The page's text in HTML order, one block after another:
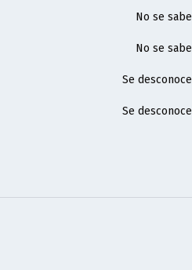
No se sabe
No se sabe
Se desconoce
Se desconoce